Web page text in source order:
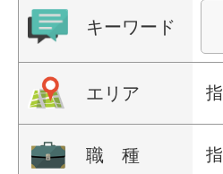
キーワード
エリア
職 種